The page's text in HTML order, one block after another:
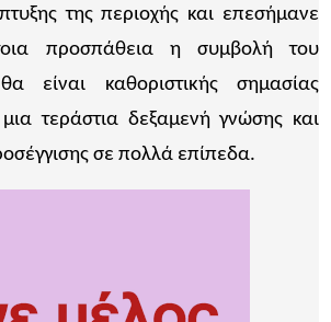
της περιοχής και επεσήμανε
προσπάθεια η συμβολή του
είναι καθοριστικής σημασίας
τεράστια δεξαμενή γνώσης και
σε πολλά επίπεδα.